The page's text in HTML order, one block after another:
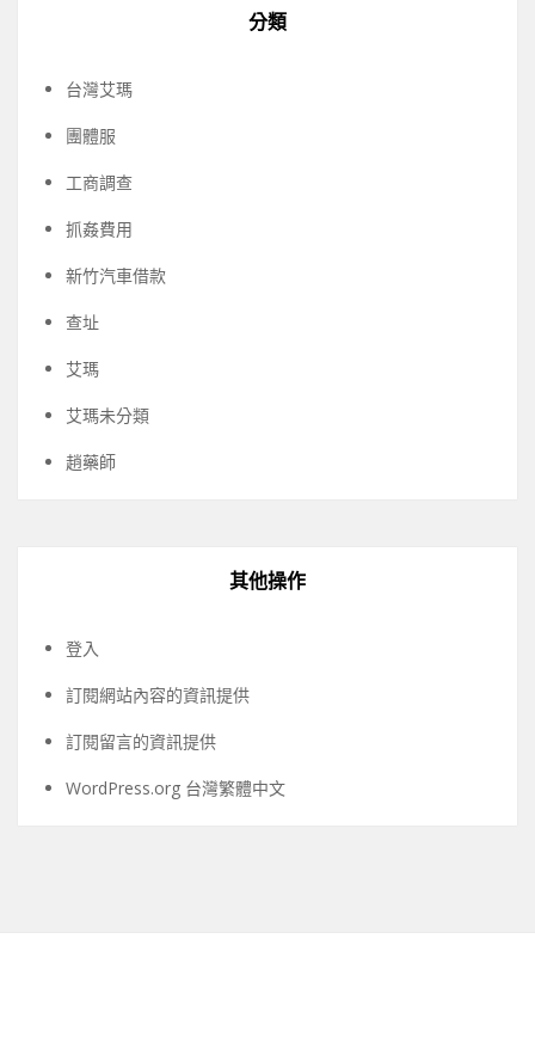
分類
台灣艾瑪
團體服
工商調查
抓姦費用
新竹汽車借款
查址
艾瑪
艾瑪未分類
趙藥師
其他操作
登入
訂閱網站內容的資訊提供
訂閱留言的資訊提供
WordPress.org 台灣繁體中文